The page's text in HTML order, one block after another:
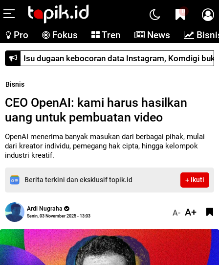
0
Pro Fokus Tren News
Isu dugaan kebocoran data Instagram, Komdigi buka
Bisnis
CEO OpenAI: kami harus hasilkan
uang untuk pembuatan video
OpenAI menerima banyak masukan dari berbagai pihak, mulai
dari kreator individu, pemegang hak cipta, hingga kelompok
industri kreatif.
Berita terkini dan eksklusif topik.id + Ikuti
Ardi Nugraha
Senin, 03 November 2025 - 13:03 A- A+